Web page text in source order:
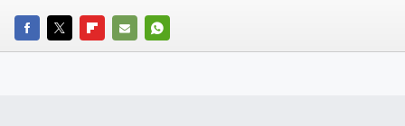
FACEBOOK
TWITTERFLIPBOARD
E-
WHATSAPP